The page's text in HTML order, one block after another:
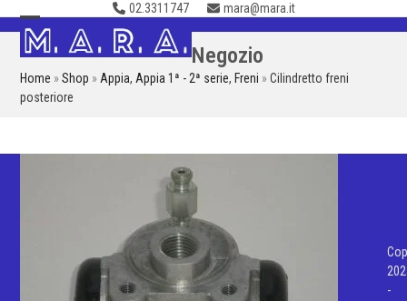
Skip
to
content
02.3311747 mara@mara.it
Open
mobile
menu
Close
mobile
menu
Negozio
Home »Shop » Appia, Appia 1ª - 2ª serie, Freni »Cilindretto freni
posteriore
-